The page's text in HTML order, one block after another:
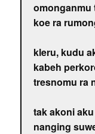
omonganmu
koe ra
kleru, kudu
kabeh
tresnomu ra
tak akoni
nanging